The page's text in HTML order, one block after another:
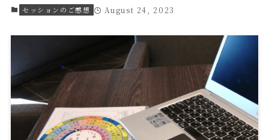
セッションのご感想 August 24, 2023